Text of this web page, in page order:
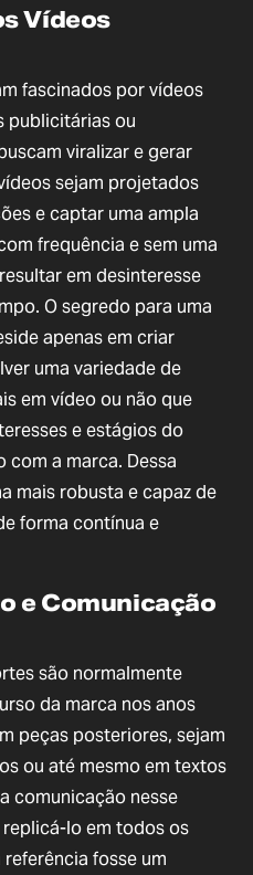
Vídeos
fascinados por vídeos
publicitárias ou
viralizar e gerar
sejam projetados
e captar uma ampla
frequência e sem uma
em desinteresse
O segredo para uma
apenas em criar
uma variedade de
em vídeo ou não que
e estágios do
a marca. Dessa
mais robusta e capaz de
forma contínua e
e Comunicação
são normalmente
da marca nos anos
peças posteriores, sejam
ou até mesmo em textos
comunicação nesse
lo em todos os
fosse um